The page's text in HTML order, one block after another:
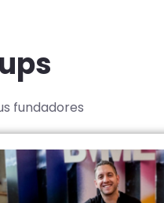
fundadores